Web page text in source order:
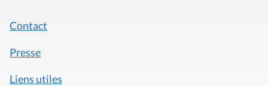
Contact
Presse
Liens utiles